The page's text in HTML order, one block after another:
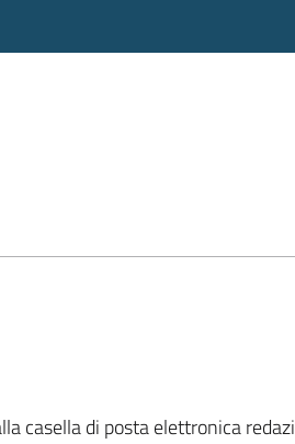
federato
casella di posta elettronica